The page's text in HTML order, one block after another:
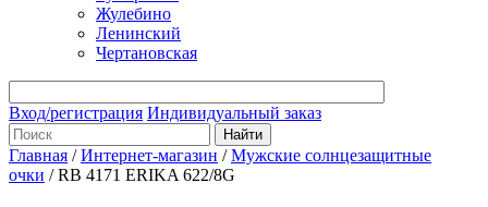
Жулебино
Ленинский
Чертановская
Вход/регистрация Индивидуальный заказ
Главная /Интернет-магазин /Мужские солнцезащитные
очки /RB 4171 ERIKA 622/8G